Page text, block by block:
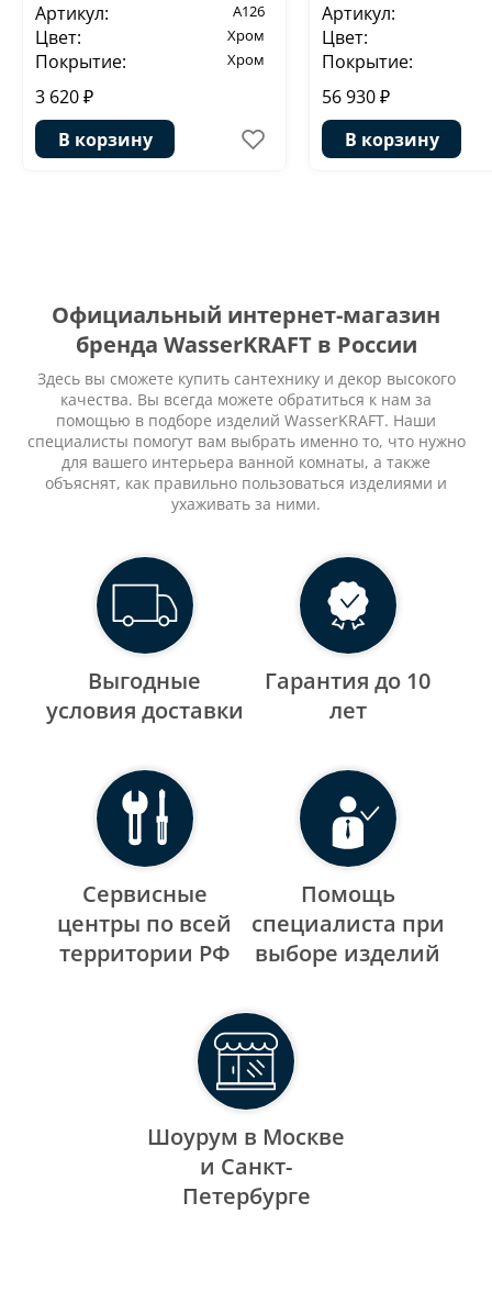
Артикул: A126
Цвет: Хром
Покрытие: Хром
3 620 ₽
В корзину
Артикул:
Цвет:
Покрытие:
56 930 ₽
В корзину
Официальный интернет-магазин
бренда WasserKRAFT в России
Здесь вы сможете купить сантехнику и декор высокого
качества. Вы всегда можете обратиться к нам за
помощью в подборе изделий WasserKRAFT. Наши
специалисты помогут вам выбрать именно то, что нужно
для вашего интерьера ванной комнаты, а также
объяснят, как правильно пользоваться изделиями и
ухаживать за ними.
Выгодные
уcловия доставки
Гарантия до 10
лет
Сервисные
центры по всей
территории РФ
Помощь
специалиста при
выборе изделий
Шоурум в Москве
и Санкт-
Петербурге